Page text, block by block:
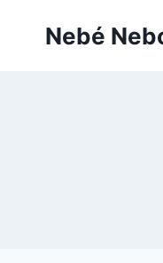
Nebé